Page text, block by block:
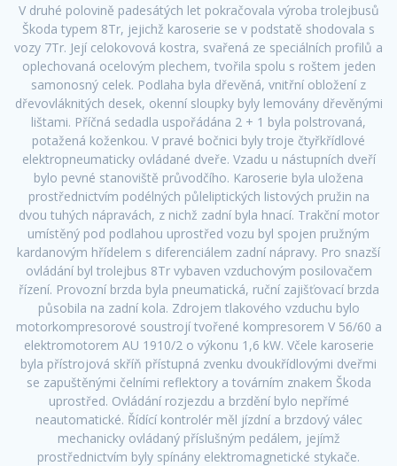
V druhé polovině padesátých let pokračovala výroba trolejbusů
Škoda typem 8Tr, jejichž karoserie se v podstatě shodovala s
vozy 7Tr. Její celokovová kostra, svařená ze speciálních profilů a
oplechovaná ocelovým plechem, tvořila spolu s roštem jeden
samonosný celek. Podlaha byla dřevěná, vnitřní obložení z
dřevovláknitých desek, okenní sloupky byly lemovány dřevěnými
lištami. Příčná sedadla uspořádána 2 + 1 byla polstrovaná,
potažená koženkou. V pravé bočnici byly troje čtyřkřídlové
elektropneumaticky ovládané dveře. Vzadu u nástupních dveří
bylo pevné stanoviště průvodčího. Karoserie byla uložena
prostřednictvím podélných půleliptických listových pružin na
dvou tuhých nápravách, z nichž zadní byla hnací. Trakční motor
umístěný pod podlahou uprostřed vozu byl spojen pružným
kardanovým hřídelem s diferenciálem zadní nápravy. Pro snazší
ovládání byl trolejbus 8Tr vybaven vzduchovým posilovačem
řízení. Provozní brzda byla pneumatická, ruční zajišťovací brzda
působila na zadní kola. Zdrojem tlakového vzduchu bylo
motorkompresorové soustrojí tvořené kompresorem V 56/60 a
elektromotorem AU 1910/2 o výkonu 1,6 kW. Včele karoserie
byla přístrojová skříň přístupná zvenku dvoukřídlovými dveřmi
se zapuštěnými čelními reflektory a továrním znakem Škoda
uprostřed. Ovládání rozjezdu a brzdění bylo nepřímé
neautomatické. Řídící kontrolér měl jízdní a brzdový válec
mechanicky ovládaný příslušným pedálem, jejímž
prostřednictvím byly spínány elektromagnetické stykače.